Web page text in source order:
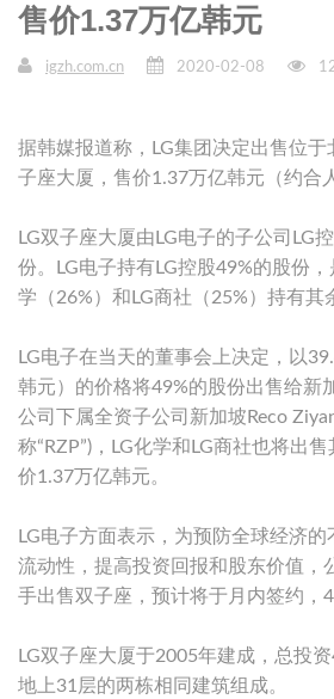
售价1.37万亿韩元
igzh.com.cn 2020-02-08
据韩媒报道称，LG集团决定出售位于
子座大厦，售价1.37万亿韩元（约合
LG双子座大厦由LG电子的子公司LG
份。LG电子持有LG控股49%的股份
学（26%）和LG商社（25%）持有其
LG电子在当天的董事会上决定，以
韩元）的价格将49%的股份出售给新
公司下属全资子公司新加坡Reco
称“RZP”)，LG化学和LG商社也将出
价1.37万亿韩元。
LG电子方面表示，为预防全球经济
流动性，提高投资回报和股东价值，
手出售双子座，预计将于月内签约，4
LG双子座大厦于2005年建成，总投
地上31层的两栋相同建筑组成。